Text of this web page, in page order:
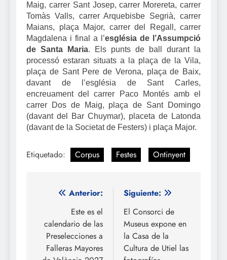
Maig, carrer Sant Josep, carrer Morereta, carrer
Tomàs Valls, carrer Arquebisbe Segrià, carrer
Maians, plaça Major, carrer del Regall, carrer
Magdalena i final a l’església de l’Assumpció
de Santa Maria. Els punts de ball durant la
processó estaran situats a la plaça de la Vila,
plaça de Sant Pere de Verona, plaça de Baix,
davant de l’església de Sant Carles,
encreuament del carrer Paco Montés amb el
carrer Dos de Maig, plaça de Sant Domingo
(davant del Bar Chuymar), placeta de Latonda
(davant de la Societat de Festers) i plaça Major.
Etiquetado: Corpus Festes Ontinyent
Navegación
entradas
Anterior:
Este es el
calendario de las
Preselecciones a
Falleras Mayores
Siguiente:
El Consorci de
Museus expone en
la Casa de la
Cultura de Utiel las